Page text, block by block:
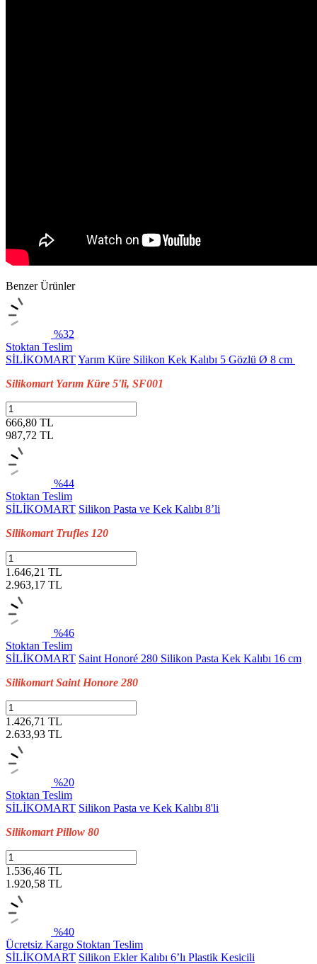
Benzer Ürünler
%32
Stoktan Teslim
SİLİKOMARTYarım Küre Silikon Kek Kalıbı 5 Gözlü Ø 8 cm
Silikomart Yarım Küre 5'li, SF001
666,80 TL
987,72 TL
%44
Stoktan Teslim
SİLİKOMART Silikon Pasta ve Kek Kalıbı 8’li
Silikomart Trufles 120
1.646,21 TL
2.963,17 TL
%46
Stoktan Teslim
SİLİKOMART Saint Honoré 280 Silikon Pasta Kek Kalıbı 16 cm
Silikomart Saint Honore 280
1.426,71 TL
2.633,93 TL
%20
Stoktan Teslim
SİLİKOMART Silikon Pasta ve Kek Kalıbı 8'li
Silikomart Pillow 80
1.536,46 TL
1.920,58 TL
%40
Ücretsiz Kargo Stoktan Teslim
SİLİKOMART Silikon Ekler Kalıbı 6’lı Plastik Kesicili